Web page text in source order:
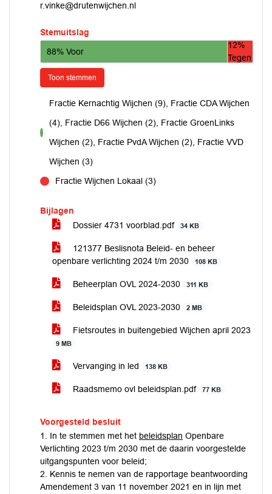
r.vinke@drutenwijchen.nl
Stemuitslag
88% Voor
12%
Tegen
Toon stemmen
voor
Fractie Kernachtig Wijchen (9), Fractie CDA Wijchen
(4), Fractie D66 Wijchen (2), Fractie GroenLinks
Wijchen (2), Fractie PvdA Wijchen (2), Fractie VVD
Wijchen (3)
Fractie Wijchen Lokaal (3)
Bijlagen
Dossier 4731 voorblad.pdf
34 KB
121377 Beslisnota Beleid- en beheer
openbare verlichting 2024 t/m 2030
108 KB
Beheerplan OVL 2024-2030 311 KB
Beleidsplan OVL 2023-2030 2 MB
Fietsroutes in buitengebied Wijchen april 2023
9 MB
Vervanging in led 138 KB
Raadsmemo ovl beleidsplan.pdf 77 KB
Voorgesteld besluit
1. In te stemmen met het beleidsplan Openbare
Verlichting 2023 t/m 2030 met de daarin voorgestelde
uitgangspunten voor beleid;
2. Kennis te nemen van de rapportage beantwoording
Amendement 3 van 11 november 2021 en in lijn met